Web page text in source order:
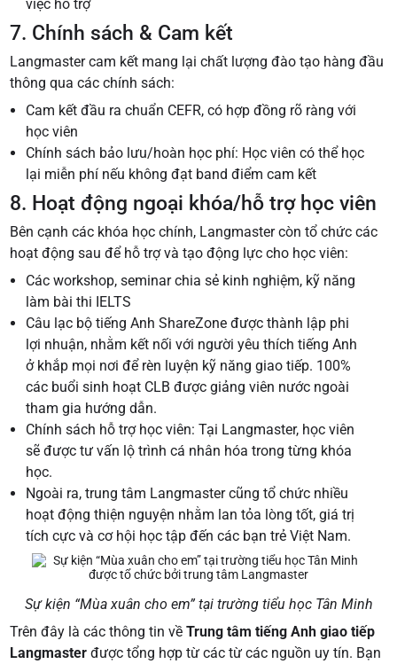
việc hỗ trợ
7. Chính sách & Cam kết
Langmaster cam kết mang lại chất lượng đào tạo hàng đầu
thông qua các chính sách:
Cam kết đầu ra chuẩn CEFR, có hợp đồng rõ ràng với
học viên
Chính sách bảo lưu/hoàn học phí: Học viên có thể học
lại miễn phí nếu không đạt band điểm cam kết
8. Hoạt động ngoại khóa/hỗ trợ học viên
Bên cạnh các khóa học chính, Langmaster còn tổ chức các
hoạt động sau để hỗ trợ và tạo động lực cho học viên:
Các workshop, seminar chia sẻ kinh nghiệm, kỹ năng
làm bài thi IELTS
Câu lạc bộ tiếng Anh ShareZone được thành lập phi
lợi nhuận, nhằm kết nối với người yêu thích tiếng Anh
ở khắp mọi nơi để rèn luyện kỹ năng giao tiếp. 100%
các buổi sinh hoạt CLB được giảng viên nước ngoài
tham gia hướng dẫn.
Chính sách hỗ trợ học viên: Tại Langmaster, học viên
sẽ được tư vấn lộ trình cá nhân hóa trong từng khóa
học.
Ngoài ra, trung tâm Langmaster cũng tổ chức nhiều
hoạt động thiện nguyện nhằm lan tỏa lòng tốt, giá trị
tích cực và cơ hội học tập đến các bạn trẻ Việt Nam.
Sự kiện “Mùa xuân cho em” tại trường tiểu học Tân Minh
Trên đây là các thông tin về Trung tâm tiếng Anh giao tiếp
Langmasterđược tổng hợp từ các từ các nguồn uy tín. Bạn